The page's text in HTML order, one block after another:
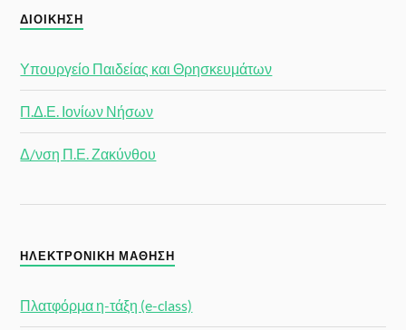
ΔΙΟΊΚΗΣΗ
Υπουργείο Παιδείας και Θρησκευμάτων
Π.Δ.Ε. Ιονίων Νήσων
Δ/νση Π.Ε. Ζακύνθου
ΗΛΕΚΤΡΟΝΙΚΉ ΜΆΘΗΣΗ
Πλατφόρμα η-τάξη (e-class)